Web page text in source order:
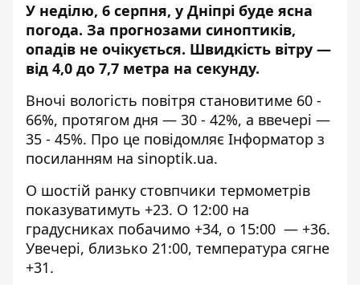
У неділю, 6 серпня, у Дніпрі буде ясна
погода. За прогнозами синоптиків,
опадів не очікується. Швидкість вітру —
від 4,0 до 7,7 метра на секунду.
Вночі вологість повітря становитиме 60 -
66%, протягом дня — 30 - 42%, а ввечері —
35 - 45%. Про це повідомляє Інформатор з
посиланням на sinoptik.ua.
О шостій ранку стовпчики термометрів
показуватимуть +23. О 12:00 на
градусниках побачимо +34, о 15:00 — +36.
Увечері, близько 21:00, температура сягне
+31.